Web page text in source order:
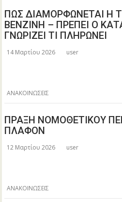
ΠΩΣ ΔΙΑΜΟΡΦΩΝΕΤΑΙ Η
ΒΕΝΖΙΝΗ – ΠΡΕΠΕΙ Ο
ΓΝΩΡΙΖΕΙ ΤΙ ΠΛΗΡΩΝΕΙ
14 Μαρτίου 2026 user
ΑΝΑΚΟΙΝΩΣΕΙΣ
ΠΡΑΞΗ ΝΟΜΟΘΕΤΙΚΟΥ
ΠΛΑΦΟΝ
12 Μαρτίου 2026 user
ΑΝΑΚΟΙΝΩΣΕΙΣ